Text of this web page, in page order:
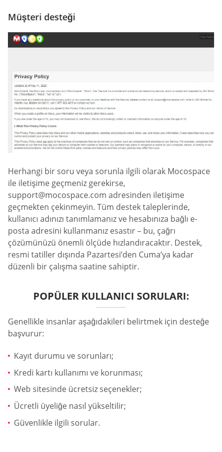
Müşteri desteği
Herhangi bir soru veya sorunla ilgili olarak Mocospace
ile iletişime geçmeniz gerekirse,
support@mocospace.com adresinden iletişime
geçmekten çekinmeyin. Tüm destek taleplerinde,
kullanıcı adınızı tanımlamanız ve hesabınıza bağlı e-
posta adresini kullanmanız esastır – bu, çağrı
çözümünüzü önemli ölçüde hızlandıracaktır. Destek,
resmi tatiller dışında Pazartesi’den Cuma’ya kadar
düzenli bir çalışma saatine sahiptir.
POPÜLER KULLANICI SORULARI:
Genellikle insanlar aşağıdakileri belirtmek için desteğe
başvurur:
Kayıt durumu ve sorunları;
Kredi kartı kullanımı ve korunması;
Web sitesinde ücretsiz seçenekler;
Ücretli üyeliğe nasıl yükseltilir;
Güvenlikle ilgili sorular.